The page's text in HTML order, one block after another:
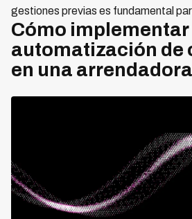
gestiones previas es fundamental
Cómo implementar
automatización de
en una arrendadora